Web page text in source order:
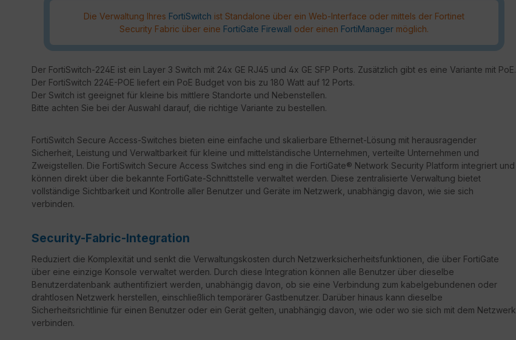
Die Verwaltung Ihres FortiSwitch ist Standalone über ein Web-Interface oder mittels der Fortinet
Security Fabric über eine FortiGate Firewall oder einen FortiManager möglich.
Der FortiSwitch-224E ist ein Layer 3 Switch mit 24x GE RJ45 und 4x GE SFP Ports. Zusätzlich gibt es eine Variante mit PoE.
Der FortiSwitch 224E-POE liefert ein PoE Budget von bis zu 180 Watt auf 12 Ports.
Der Switch ist geeignet für kleine bis mittlere Standorte und Nebenstellen.
Bitte achten Sie bei der Auswahl darauf, die richtige Variante zu bestellen.
FortiSwitch Secure Access-Switches bieten eine einfache und skalierbare Ethernet-Lösung mit herausragender
Sicherheit, Leistung und Verwaltbarkeit für kleine und mittelständische Unternehmen, verteilte Unternehmen und
Zweigstellen. Die FortiSwitch Secure Access Switches sind eng in die FortiGate® Network Security Platform integriert und
können direkt über die bekannte FortiGate-Schnittstelle verwaltet werden. Diese zentralisierte Verwaltung bietet
vollständige Sichtbarkeit und Kontrolle aller Benutzer und Geräte im Netzwerk, unabhängig davon, wie sie sich
verbinden.
Security-Fabric-Integration
Reduziert die Komplexität und senkt die Verwaltungskosten durch Netzwerksicherheitsfunktionen, die über FortiGate
über eine einzige Konsole verwaltet werden. Durch diese Integration können alle Benutzer über dieselbe
Benutzerdatenbank authentifiziert werden, unabhängig davon, ob sie eine Verbindung zum kabelgebundenen oder
drahtlosen Netzwerk herstellen, einschließlich temporärer Gastbenutzer. Darüber hinaus kann dieselbe
Sicherheitsrichtlinie für einen Benutzer oder ein Gerät gelten, unabhängig davon, wie oder wo sie sich mit dem Netzwerk
verbinden.